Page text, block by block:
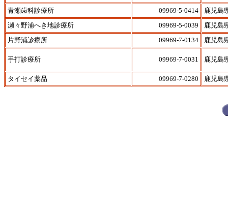
青瀬歯科診療所
09969-5-0414
鹿児島
瀬々野浦へき地診療所
09969-5-0039
鹿児島
片野浦診療所
09969-7-0134 鹿児島
手打診療所 09969-7-0031 鹿児島
タイセイ薬品 09969-7-0280 鹿児島